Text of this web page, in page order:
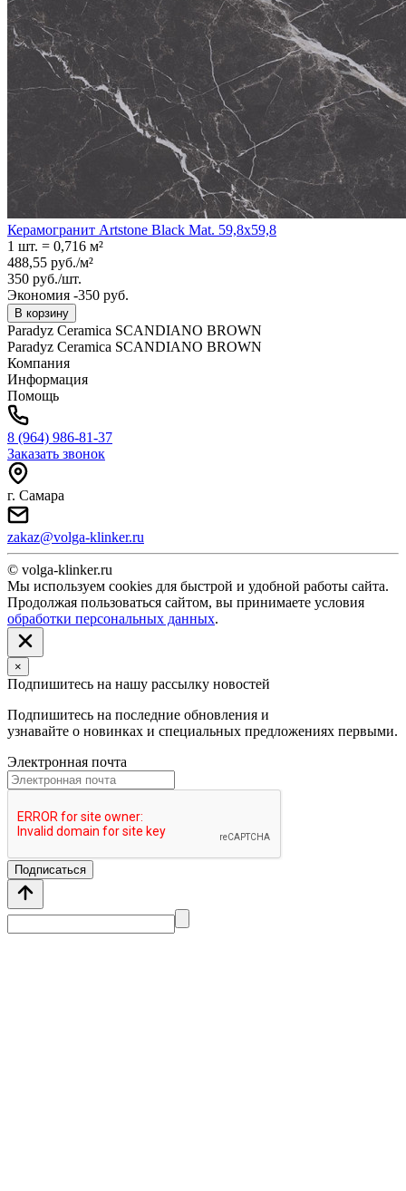
Керамогранит Artstone Black Mat. 59,8x59,8
1 шт. = 0,716 м²
488,55 руб./м²
350 руб./шт.
Экономия -350 руб.
В корзину
Paradyz Ceramica SCANDIANO BROWN
Paradyz Ceramica SCANDIANO BROWN
Компания
Информация
Помощь
8 (964) 986-81-37
Заказать звонок
г. Самара
zakaz@volga-klinker.ru
© volga-klinker.ru
Мы используем cookies для быстрой и удобной работы сайта.
Продолжая пользоваться сайтом, вы принимаете условия
обработки персональных данных.
×
Подпишитесь на нашу рассылку новостей
Подпишитесь на последние обновления и
узнавайте о новинках и специальных предложениях первыми.
Электронная почта
Подписаться